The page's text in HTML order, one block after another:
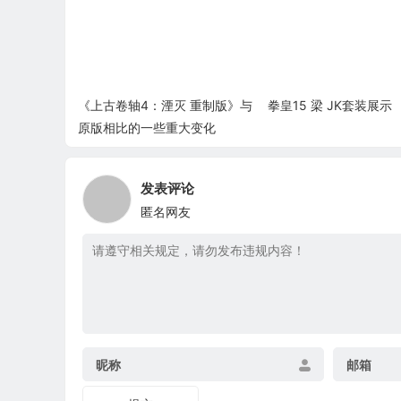
《上古卷轴4：湮灭 重制版》与
原版相比的一些重大变化
拳皇15 梁 JK套装展示
发表评论
匿名网友
昵称 邮箱